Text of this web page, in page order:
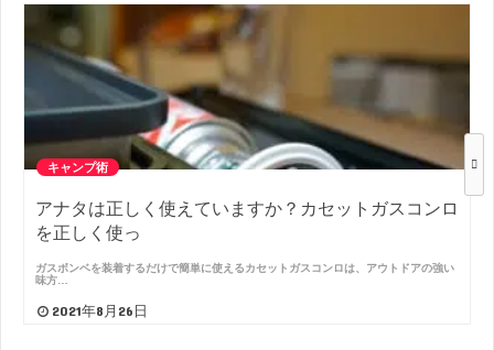
キャンプ術
アナタは正しく使えていますか？カセットガスコンロ
を正しく使っ
ガスボンベを装着するだけで簡単に使えるカセットガスコンロは、アウトドアの強い
味方…
2021年8月26日